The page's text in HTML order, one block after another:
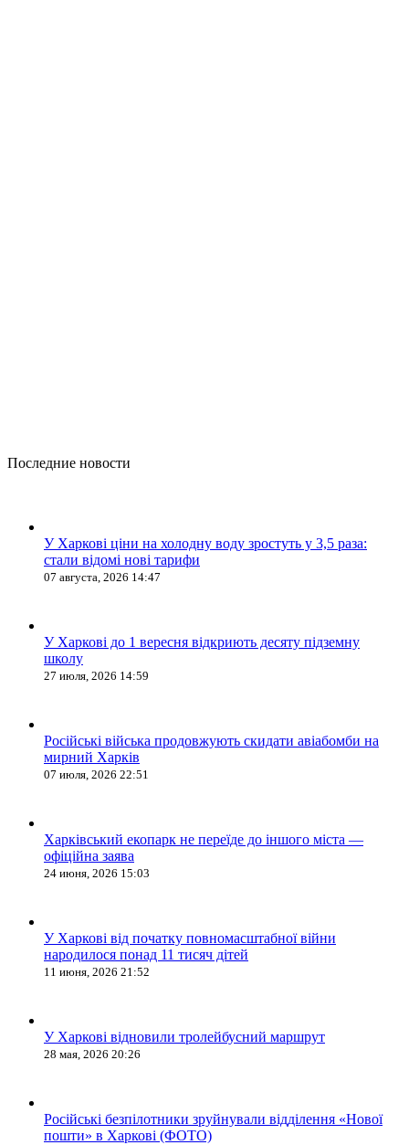
Последние новости
У Харкові ціни на холодну воду зростуть у 3,5 раза:
стали відомі нові тарифи
07 августа, 2026 14:47
У Харкові до 1 вересня відкриють десяту підземну
школу
27 июля, 2026 14:59
Російські війська продовжують скидати авіабомби на
мирний Харків
07 июля, 2026 22:51
Харківський екопарк не переїде до іншого міста —
офіційна заява
24 июня, 2026 15:03
У Харкові від початку повномасштабної війни
народилося понад 11 тисяч дітей
11 июня, 2026 21:52
У Харкові відновили тролейбусний маршрут
28 мая, 2026 20:26
Російські безпілотники зруйнували відділення «Нової
пошти» в Харкові (ФОТО)